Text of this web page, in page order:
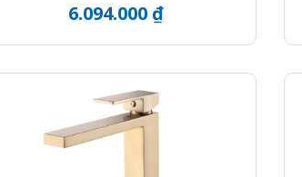
6.094.000 ₫